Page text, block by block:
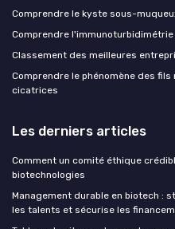
Comprendre le kyste sous-
Comprendre
Classement des meilleures
Comprendre le phénomène des
cicatrices
Les derniers articles
Comment un comité éthique
biotechnologies
Management durable en biotech :
les talents et sécurise les